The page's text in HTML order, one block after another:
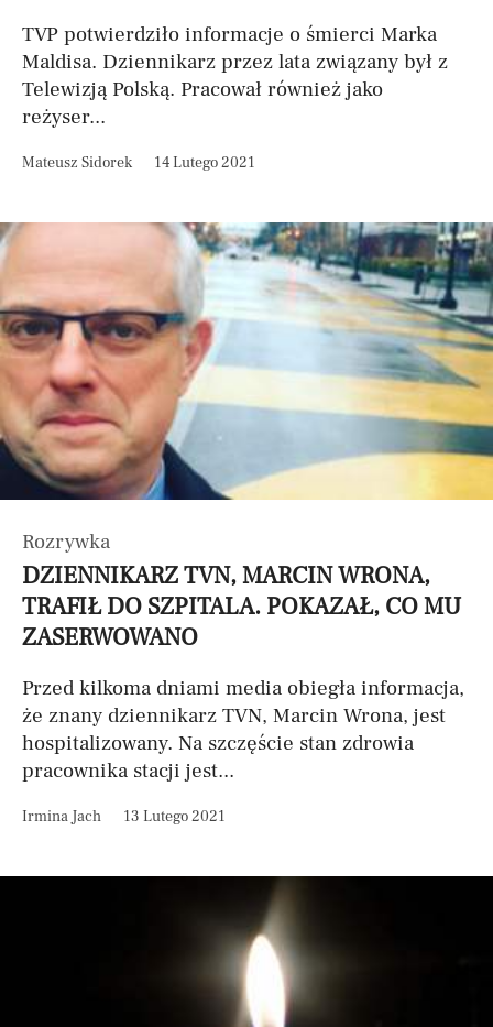
TVP potwierdziło informacje o śmierci Marka
Maldisa. Dziennikarz przez lata związany był z
Telewizją Polską. Pracował również jako
reżyser...
Mateusz Sidorek 14 Lutego 2021
Rozrywka
DZIENNIKARZ TVN, MARCIN WRONA,
TRAFIŁ DO SZPITALA. POKAZAŁ, CO MU
ZASERWOWANO
Przed kilkoma dniami media obiegła informacja,
że znany dziennikarz TVN, Marcin Wrona, jest
hospitalizowany. Na szczęście stan zdrowia
pracownika stacji jest...
Irmina Jach 13 Lutego 2021